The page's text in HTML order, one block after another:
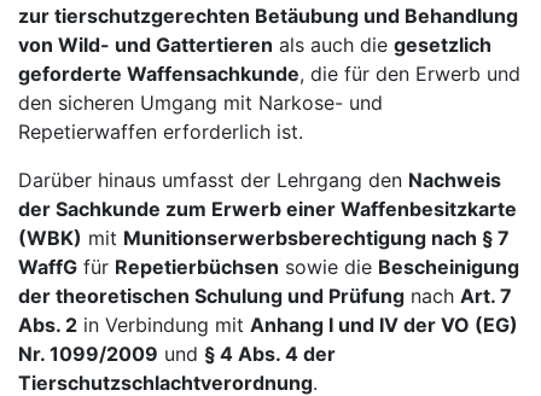
zur tierschutzgerechten Betäubung und Behandlung
von Wild- und Gattertieren als auch die gesetzlich
geforderte Waffensachkunde, die für den Erwerb und
den sicheren Umgang mit Narkose- und
Repetierwaffen erforderlich ist.
Darüber hinaus umfasst der Lehrgang den Nachweis
der Sachkunde zum Erwerb einer Waffenbesitzkarte
(WBK) mit Munitionserwerbsberechtigung nach § 7
WaffG für Repetierbüchsen sowie die Bescheinigung
der theoretischen Schulung und Prüfung nach Art. 7
Abs. 2 in Verbindung mit Anhang I und IV der VO (EG)
Nr. 1099/2009 und § 4 Abs. 4 der
Tierschutzschlachtverordnung.